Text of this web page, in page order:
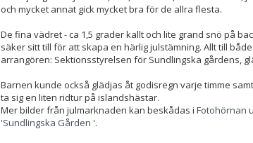
och mycket annat gick mycket bra för de allra flesta.
De fina vädret - ca 1,5 grader kallt och lite grand snö på
säker sitt till för att skapa en härlig julstämning. Allt till
arrangören: Sektionsstyrelsen för Sundlingska gårdens,
Barnen kunde också glädjas åt godisregn varje timme
ta sig en liten ridtur på islandshästar.
Mer bilder från julmarknaden kan beskådas i Fotohörnan
'Sundlingska Gården '.